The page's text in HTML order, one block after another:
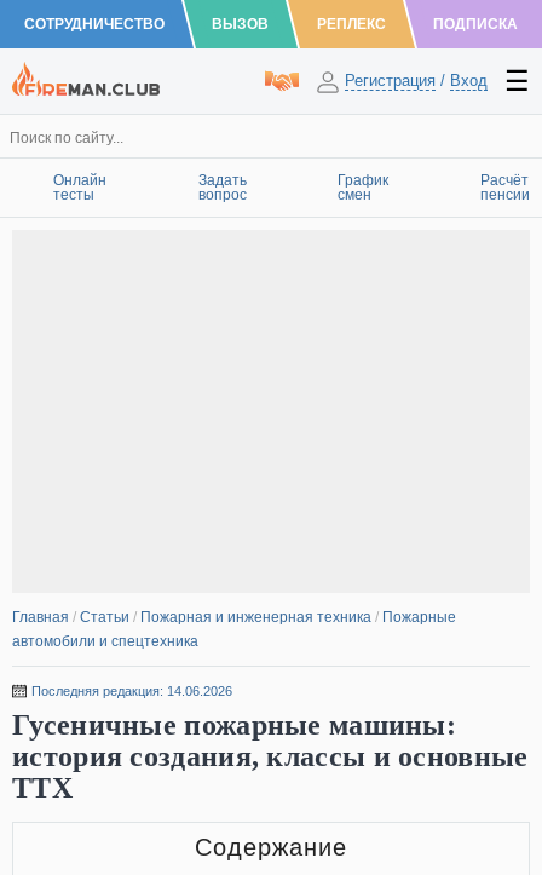
СОТРУДНИЧЕСТВО ВЫЗОВ РЕПЛЕКС ПОДПИСКА
Регистрация / Вход
Онлайн
тесты
Задать
вопрос
График
смен
Расчёт
пенсии
Главная / Статьи / Пожарная и инженерная техника / Пожарные
автомобили и спецтехника
Последняя редакция: 14.06.2026
Гусеничные пожарные машины:
история создания, классы и основные
ТТХ
Содержание